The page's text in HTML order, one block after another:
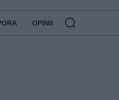
OPINII